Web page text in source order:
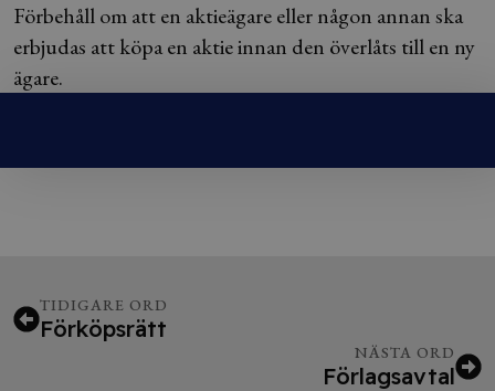
Förbehåll om att en aktieägare eller någon annan ska
erbjudas att köpa en aktie innan den överlåts till en ny
ägare.
TIDIGARE ORD
Förköpsrätt
NÄSTA ORD
Förlagsavtal